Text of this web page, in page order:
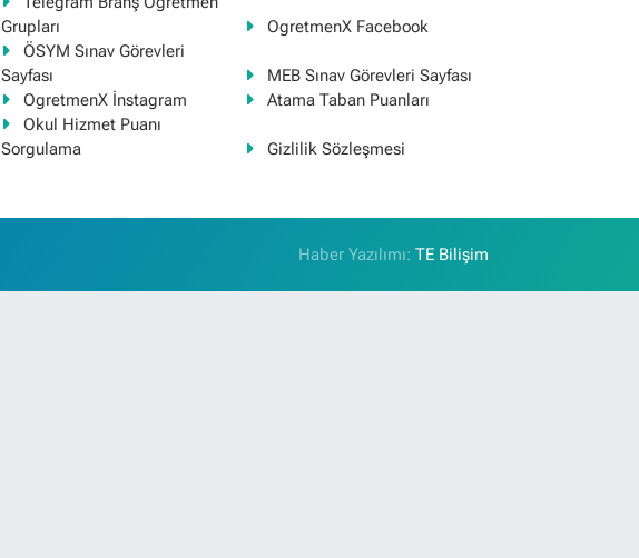
Grupları
OgretmenX Facebook
ÖSYM Sınav Görevleri
Sayfası
MEB Sınav Görevleri Sayfası
OgretmenX İnstagram
Atama Taban Puanları
Okul Hizmet Puanı
Sorgulama
Gizlilik Sözleşmesi
Haber Yazılımı:TE Bilişim